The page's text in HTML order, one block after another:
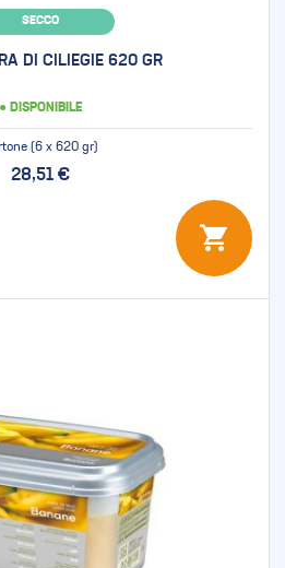
SECCO
DI CILIEGIE 620 GR
● DISPONIBILE
(6 x 620 gr)
28,51 €